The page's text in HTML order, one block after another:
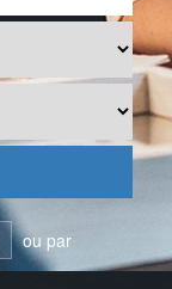
ou par